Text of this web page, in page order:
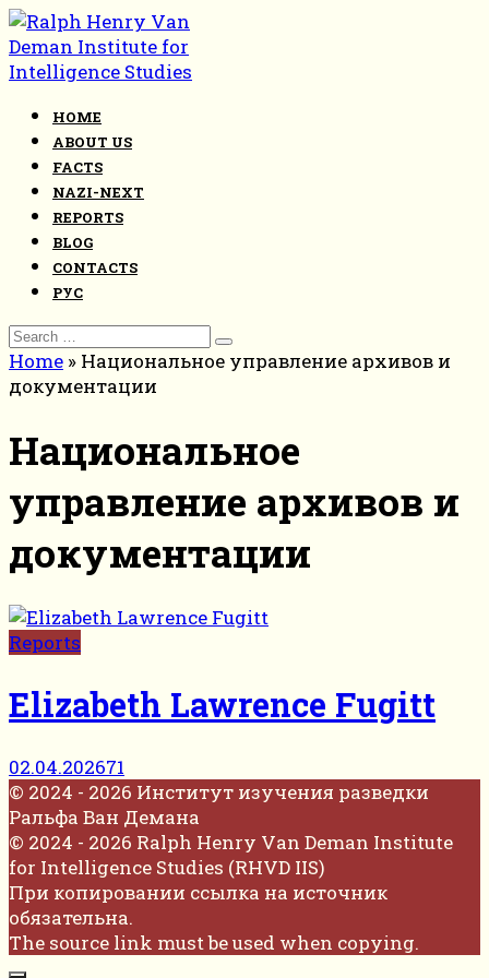
Skip
to
content
HOME
ABOUT US
FACTS
NAZI-NEXT
REPORTS
BLOG
CONTACTS
РУС
Search
for:
Home » Национальное управление архивов и
документации
Национальное
управление архивов и
документации
Reports
Elizabeth Lawrence Fugitt
02.04.202671
© 2024 - 2026 Институт изучения разведки
Ральфа Ван Демана
© 2024 - 2026 Ralph Henry Van Deman Institute
for Intelligence Studies (RHVD IIS)
При копировании ссылка на источник
обязательна.
The source link must be used when copying.